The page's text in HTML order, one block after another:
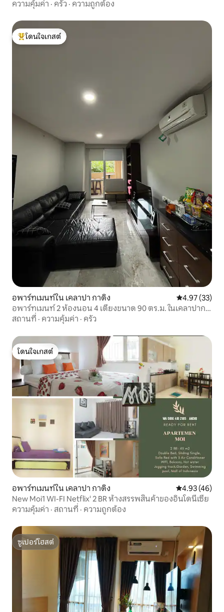
ความคุ้มค่า · ครัว · ความถูกต้อง
โดนใจเกสต์ที่สุด
โดนใจเกสต์
อพาร์ทเมนท์ใน เคลาปา กาดิง คะแนนเฉลี่ย
4.97 (33)
อพาร์ทเมนท์ 2 ห้องนอน 4 เตียงขนาด 90 ตร.ม. ในเคลาปากา
ดิง
สถานที่ · ความคุ้มค่า · ครัว
โดนใจเกสต์
โดนใจเกสต์
อพาร์ทเมนท์ใน เคลาปา กาดิง คะแนนเฉลี่ย
4.93 (46)
New Moi1 WI-FI Netflix' 2 BR ห้างสรรพสินค้าของอินโดนีเซีย
ความคุ้มค่า · สถานที่ · ความถูกต้อง
ซูเปอร์โฮสต์
ซูเปอร์โฮสต์